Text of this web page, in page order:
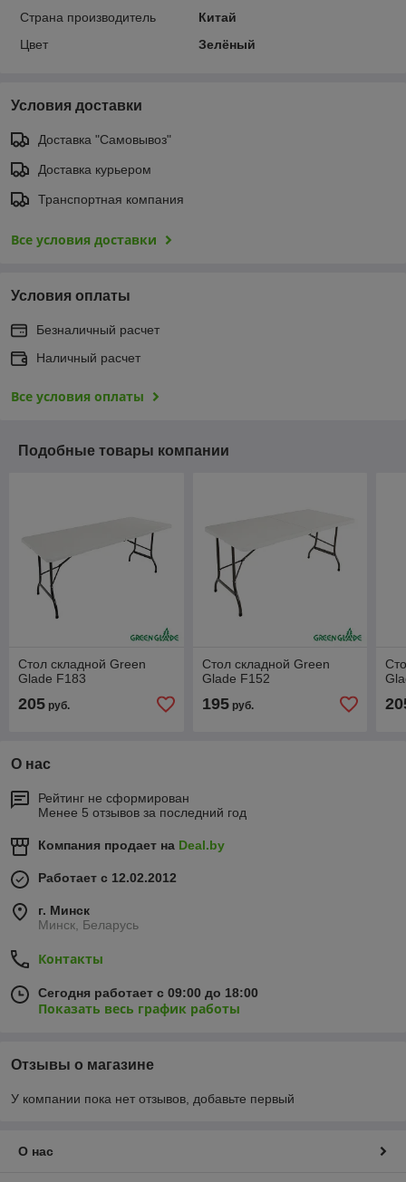
Страна производитель
Китай
Цвет
Зелёный
Условия доставки
Доставка "Самовывоз"
Доставка курьером
Транспортная компания
Все условия доставки
Условия оплаты
Безналичный расчет
Наличный расчет
Все условия оплаты
Подобные товары компании
Стол складной Green
Glade F183
205 руб.
Стол складной Green
Glade F152
195руб.
О нас
Рейтинг не сформирован
Менее 5 отзывов за последний год
Компания продает на Deal.by
Работает с 12.02.2012
г. Минск
Минск, Беларусь
Контакты
Сегодня работает с 09:00 до 18:00
Показать весь график работы
Отзывы о магазине
У компании пока нет отзывов, добавьте первый
О нас